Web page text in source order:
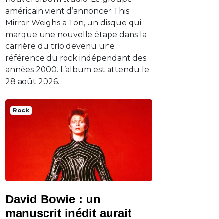
américain vient d’annoncer This
Mirror Weighs a Ton, un disque qui
marque une nouvelle étape dans la
carrière du trio devenu une
référence du rock indépendant des
années 2000. L’album est attendu le
28 août 2026.
Rock
David Bowie : un
manuscrit inédit aurait